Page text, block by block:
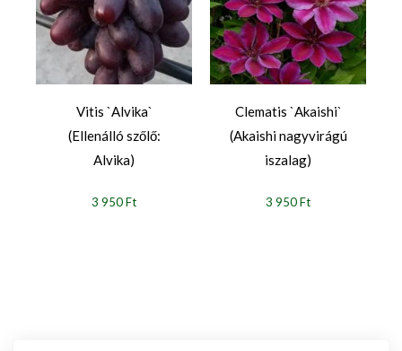
Vitis `Alvika`
(Ellenálló szőlő:
Alvika)
3 950 Ft
Clematis `Akaishi`
(Akaishi nagyvirágú
iszalag)
3 950 Ft